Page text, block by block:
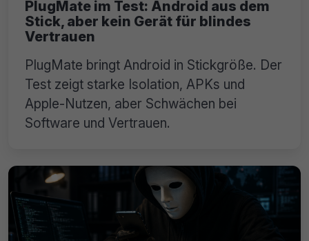
PlugMate im Test: Android aus dem
Stick, aber kein Gerät für blindes
Vertrauen
PlugMate bringt Android in Stickgröße. Der
Test zeigt starke Isolation, APKs und
Apple-Nutzen, aber Schwächen bei
Software und Vertrauen.